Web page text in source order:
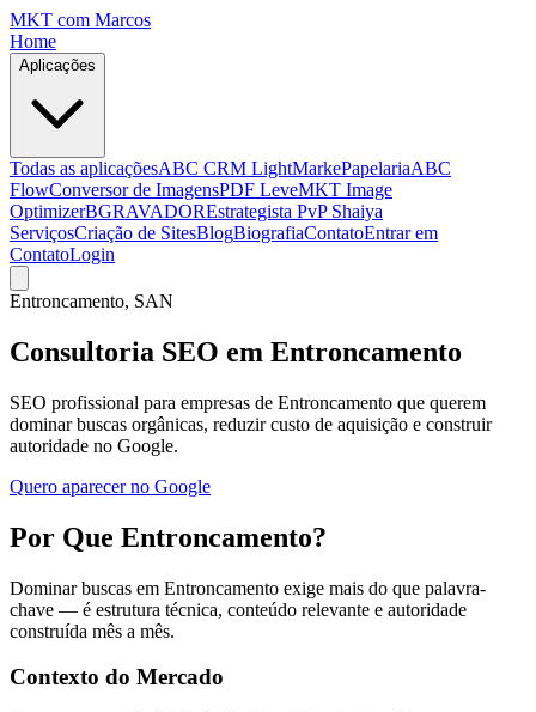
MKT com Marcos
Home
Aplicações
Todas as aplicaçõesABC CRM LightMarkePapelariaABC
FlowConversor de ImagensPDF LeveMKT Image
OptimizerBGRAVADOREstrategista PvP Shaiya
ServiçosCriação de SitesBlogBiografiaContatoEntrar em
ContatoLogin
Entroncamento, SAN
Consultoria SEO em Entroncamento
SEO profissional para empresas de Entroncamento que querem
dominar buscas orgânicas, reduzir custo de aquisição e construir
autoridade no Google.
Quero aparecer no Google
Por Que Entroncamento?
Dominar buscas em Entroncamento exige mais do que palavra-
chave — é estrutura técnica, conteúdo relevante e autoridade
construída mês a mês.
Contexto do Mercado